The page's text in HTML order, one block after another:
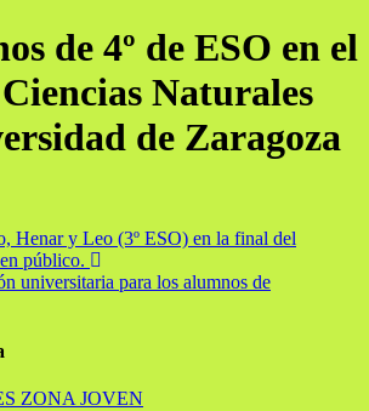
de 4º de ESO en el
Naturales
de Zaragoza
Henar y Leo (3º ESO) en la final del
público.
universitaria para los alumnos de
ZONA JOVEN